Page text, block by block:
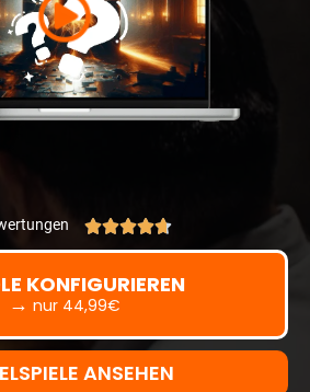

KONFIGURIEREN
→ nur 44,99€
ANSEHEN